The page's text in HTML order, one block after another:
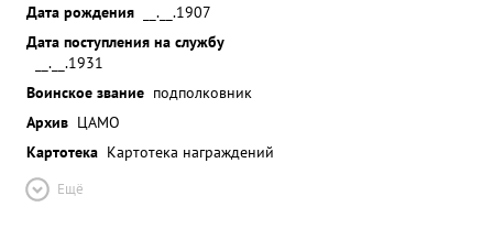
Дата рождения
__.__.1907
Дата поступления на службу
__.__.1931
Воинское звание подполковник
Архив ЦАМО
Картотека Картотека награждений
Ещё